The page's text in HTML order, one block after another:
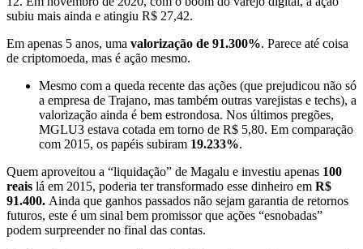
subiu mais ainda e atingiu R$ 27,42.
Em apenas 5 anos, uma valorização de 91.300%. Parece até coisa
de criptomoeda, mas é ação mesmo.
Mesmo com a queda recente das ações (que prejudicou não só
a empresa de Trajano, mas também outras varejistas e techs), a
valorização ainda é bem estrondosa. Nos últimos pregões,
MGLU3 estava cotada em torno de R$ 5,80. Em comparação
com 2015, os papéis subiram 19.233%.
Quem aproveitou a “liquidação” de Magalu e investiu apenas 100
reais lá em 2015, poderia ter transformado esse dinheiro em R$
91.400. Ainda que ganhos passados não sejam garantia de retornos
futuros, este é um sinal bem promissor que ações “esnobadas”
podem surpreender no final das contas.